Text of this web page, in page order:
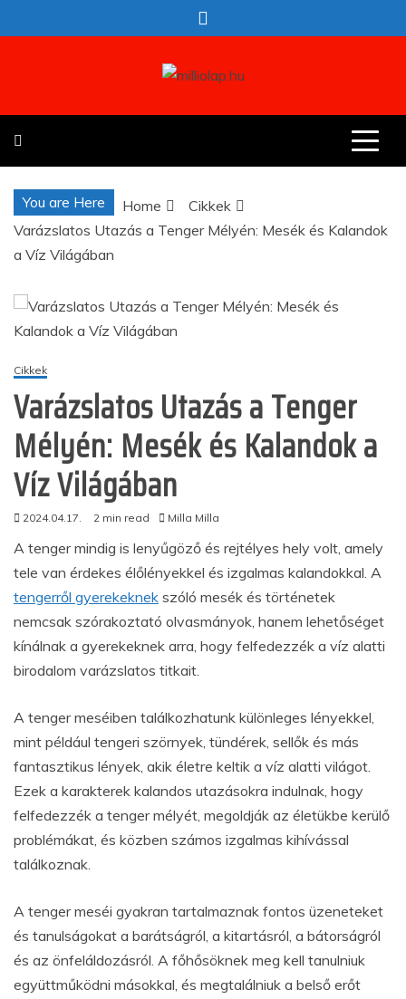
to
milliolap.hu
You are Here Home
Cikkek
Varázslatos Utazás a Tenger Mélyén: Mesék és Kalandok
a Víz Világában
Cikkek
Varázslatos Utazás a Tenger
Mélyén: Mesék és Kalandok a
Víz Világában
2024.04.17. 2 min read Milla Milla
A tenger mindig is lenyűgöző és rejtélyes hely volt, amely
tele van érdekes élőlényekkel és izgalmas kalandokkal. A
tengerről gyerekeknek szóló mesék és történetek
nemcsak szórakoztató olvasmányok, hanem lehetőséget
kínálnak a gyerekeknek arra, hogy felfedezzék a víz alatti
birodalom varázslatos titkait.
A tenger meséiben találkozhatunk különleges lényekkel,
mint például tengeri szörnyek, tündérek, sellők és más
fantasztikus lények, akik életre keltik a víz alatti világot.
Ezek a karakterek kalandos utazásokra indulnak, hogy
felfedezzék a tenger mélyét, megoldják az életükbe kerülő
problémákat, és közben számos izgalmas kihívással
találkoznak.
A tenger meséi gyakran tartalmaznak fontos üzeneteket
és tanulságokat a barátságról, a kitartásról, a bátorságról
és az önfeláldozásról. A főhősöknek meg kell tanulniuk
együttműködni másokkal, és megtalálniuk a belső erőt